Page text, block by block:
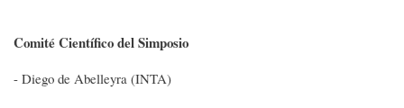
Comité Científico del Simposio
- Diego de Abelleyra (INTA)